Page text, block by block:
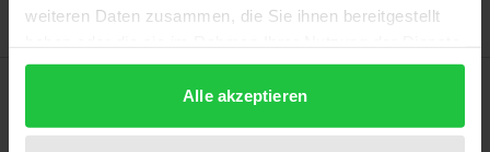
weiteren Daten zusammen, die Sie ihnen bereitgestellt
gesammelt haben.
Alle akzeptieren